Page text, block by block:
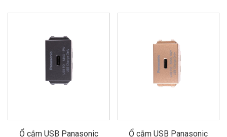
Ổ cắm USB Panasonic
Ổ cắm USB Panasonic